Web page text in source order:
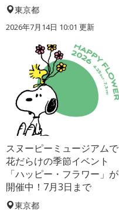
東京都
2026年7月14日 10:01 更新
スヌーピーミュージアムで
花だらけの季節イベント
「ハッピー・フラワー」が
開催中！7月3日まで
東京都